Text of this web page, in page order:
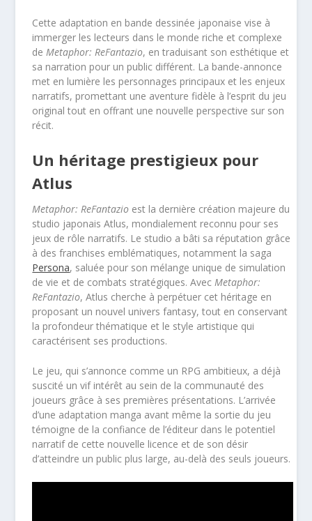
Cette adaptation en bande dessinée japonaise vise à
immerger les lecteurs dans le monde riche et complexe
deMetaphor: ReFantazio, en traduisant son esthétique et
sa narration pour un public différent. La bande-annonce
met en lumière les personnages principaux et les enjeux
narratifs, promettant une aventure fidèle à l’esprit du jeu
original tout en offrant une nouvelle perspective sur son
récit.
Un héritage prestigieux pour
Atlus
Metaphor: ReFantazio est la dernière création majeure du
studio japonais Atlus, mondialement reconnu pour ses
jeux de rôle narratifs. Le studio a bâti sa réputation grâce
à des franchises emblématiques, notamment la saga
Persona, saluée pour son mélange unique de simulation
de vie et de combats stratégiques. Avec Metaphor:
ReFantazio, Atlus cherche à perpétuer cet héritage en
proposant un nouvel univers fantasy, tout en conservant
la profondeur thématique et le style artistique qui
caractérisent ses productions.
Le jeu, qui s’annonce comme un RPG ambitieux, a déjà
suscité un vif intérêt au sein de la communauté des
joueurs grâce à ses premières présentations. L’arrivée
d’une adaptation manga avant même la sortie du jeu
témoigne de la confiance de l’éditeur dans le potentiel
narratif de cette nouvelle licence et de son désir
d’atteindre un public plus large, au-delà des seuls joueurs.